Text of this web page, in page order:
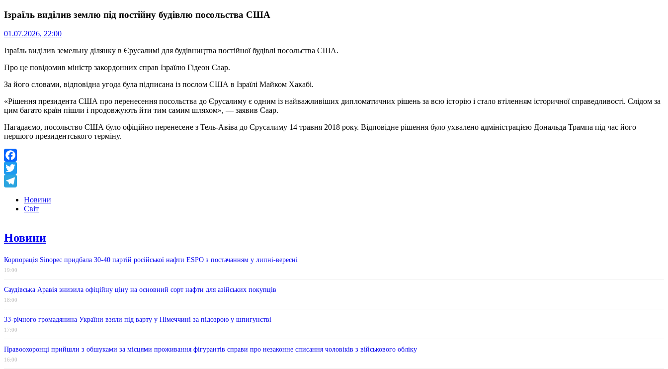
Ізраїль виділив землю під постійну будівлю посольства США
01.07.2026, 22:00
Ізраїль виділив земельну ділянку в Єрусалимі для будівництва постійної будівлі посольства США.
Про це повідомив міністр закордонних справ Ізраїлю Гідеон Саар.
За його словами, відповідна угода була підписана із послом США в Ізраїлі Майком Хакабі.
«Рішення президента США про перенесення посольства до Єрусалиму є одним із найважливіших дипломатичних рішень за всю історію і стало втіленням історичної справедливості. Слідом за
цим багато країн пішли і продовжують йти тим самим шляхом», — заявив Саар.
Нагадаємо, посольство США було офіційно перенесене з Тель-Авіва до Єрусалиму 14 травня 2018 року. Відповідне рішення було ухвалено адміністрацією Дональда Трампа під час його
першого президентського терміну.
Facebook
Twitter
Новини
Світ
Новини
Корпорація Sinopec придбала 30-40 партій російської нафти ESPO з постачанням у липні-вересні
19:00
Саудівська Аравія знизила офіційну ціну на основний сорт нафти для азійських покупців
18:00
33-річного громадянина України взяли під варту у Німеччині за підозрою у шпигунстві
17:00
Правоохоронці прийшли з обшуками за місцями проживання фігурантів справи про незаконне списання чоловіків з військового обліку
16:00